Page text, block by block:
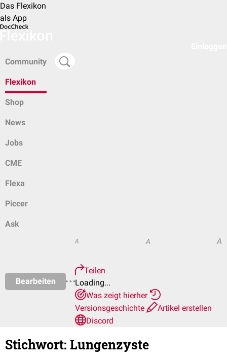
Das Flexikon
als App
Community
Flexikon
Shop
News
Jobs
CME
Flexa
Piccer
Ask
Bearbeiten
A A A
Teilen
Loading...
Was zeigt hierher
Versionsgeschichte
Artikel erstellen
Discord
Stichwort: Lungenzyste